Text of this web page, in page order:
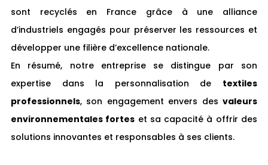
sont recyclés en France grâce à une alliance
d’industriels engagés pour préserver les ressources et
développer une filière d’excellence nationale.
En résumé, notre entreprise se distingue par son
expertise dans la personnalisation de textiles
professionnels, son engagement envers des valeurs
environnementales fortes et sa capacité à offrir des
solutions innovantes et responsables à ses clients.